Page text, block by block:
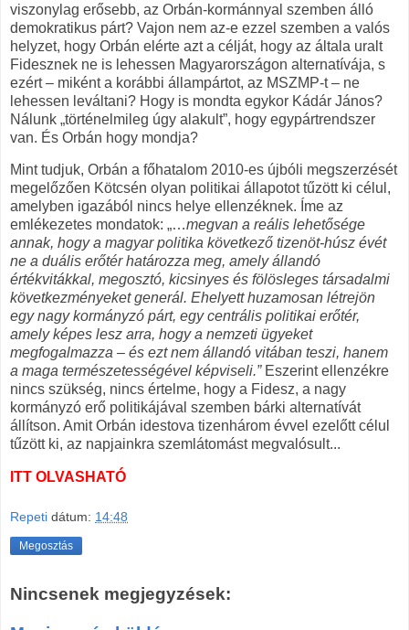
viszonylag erősebb, az Orbán-kormánnyal szemben álló
demokratikus párt? Vajon nem az-e ezzel szemben a valós
helyzet, hogy Orbán elérte azt a célját, hogy az általa uralt
Fidesznek ne is lehessen Magyarországon alternatívája, s
ezért – miként a korábbi állampártot, az MSZMP-t – ne
lehessen leváltani? Hogy is mondta egykor Kádár János?
Nálunk „történelmileg úgy alakult”, hogy egypártrendszer
van. És Orbán hogy mondja?
Mint tudjuk, Orbán a főhatalom 2010-es újbóli megszerzését
megelőzően Kötcsén olyan politikai állapotot tűzött ki célul,
amelyben igazából nincs helye ellenzéknek. Íme az
emlékezetes mondatok: „…megvan a reális lehetősége
annak, hogy a magyar politika következő tizenöt-húsz évét
ne a duális erőtér határozza meg, amely állandó
értékvitákkal, megosztó, kicsinyes és fölösleges társadalmi
következményeket generál. Ehelyett huzamosan létrejön
egy nagy kormányzó párt, egy centrális politikai erőtér,
amely képes lesz arra, hogy a nemzeti ügyeket
megfogalmazza – és ezt nem állandó vitában teszi, hanem
a maga természetességével képviseli.”Eszerint ellenzékre
nincs szükség, nincs értelme, hogy a Fidesz, a nagy
kormányzó erő politikájával szemben bárki alternatívát
állítson. Amit Orbán idestova tizenhárom évvel ezelőtt célul
tűzött ki, az napjainkra szemlátomást megvalósult...
ITT OLVASHATÓ
Repeti dátum: 14:48
Megosztás
Nincsenek megjegyzések: